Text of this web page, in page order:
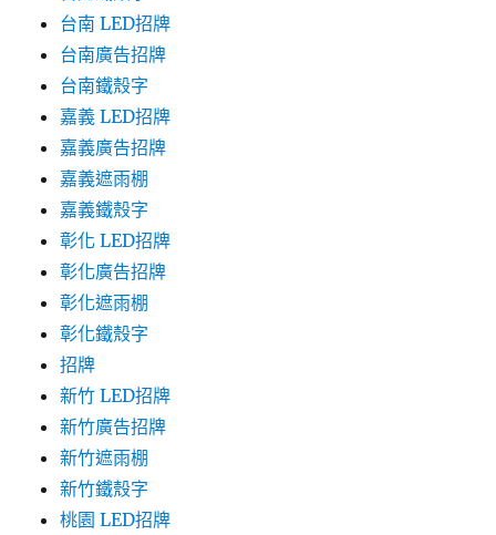
台南 LED招牌
台南廣告招牌
台南鐵殼字
嘉義 LED招牌
嘉義廣告招牌
嘉義遮雨棚
嘉義鐵殼字
彰化 LED招牌
彰化廣告招牌
彰化遮雨棚
彰化鐵殼字
招牌
新竹 LED招牌
新竹廣告招牌
新竹遮雨棚
新竹鐵殼字
桃園 LED招牌